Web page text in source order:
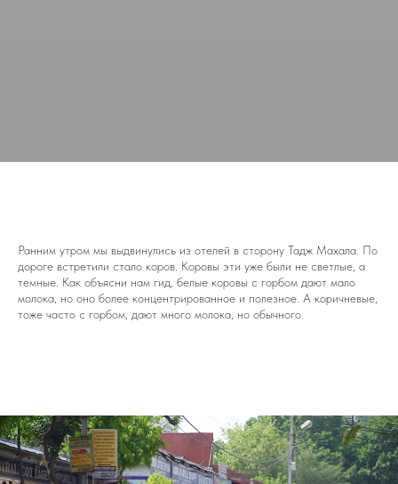
Ранним утром мы выдвинулись из отелей в сторону Тадж Махала. По
дороге встретили стало коров. Коровы эти уже были не светлые, а
темные. Как объясни нам гид, белые коровы с горбом дают мало
молока, но оно более концентрированное и полезное. А коричневые,
тоже часто с горбом, дают много молока, но обычного.